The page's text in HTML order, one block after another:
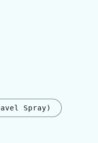
Spray)